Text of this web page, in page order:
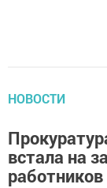
НОВОСТИ
встала на